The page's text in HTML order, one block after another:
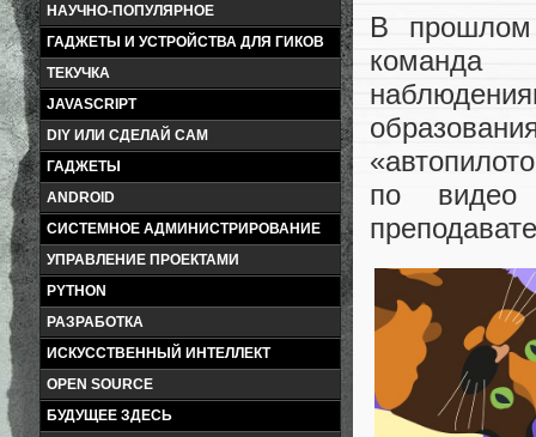
НАУЧНО-ПОПУЛЯРНОЕ
ГАДЖЕТЫ И УСТРОЙСТВА ДЛЯ ГИКОВ
ТЕКУЧКА
JAVASCRIPT
DIY ИЛИ СДЕЛАЙ САМ
ГАДЖЕТЫ
ANDROID
СИСТЕМНОЕ АДМИНИСТРИРОВАНИЕ
УПРАВЛЕНИЕ ПРОЕКТАМИ
PYTHON
РАЗРАБОТКА
ИСКУССТВЕННЫЙ ИНТЕЛЛЕКТ
OPEN SOURCE
БУДУЩЕЕ ЗДЕСЬ
В прошлом
команда
по видео